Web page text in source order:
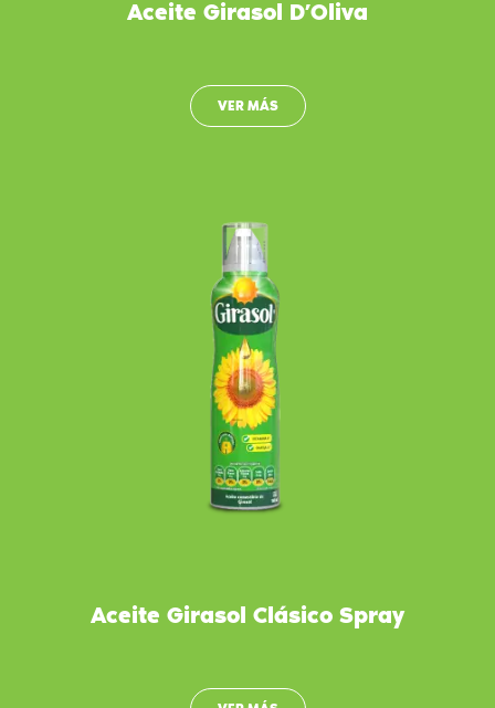
Aceite Girasol D’Oliva
VER MÁS
Aceite Girasol Clásico Spray